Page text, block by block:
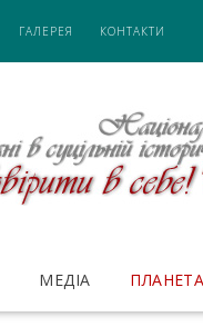
ГАЛЕРЕЯ КОНТАКТИ
МЕДІА ПЛАНЕТА